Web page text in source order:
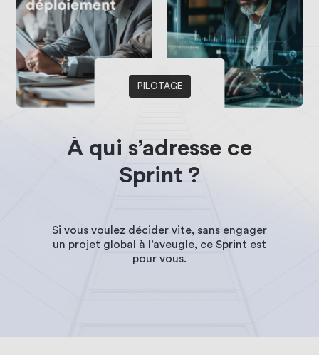
PILOTAGE
À qui s’adresse ce
Sprint ?
Si vous voulez décider vite, sans engager
un projet global à l’aveugle, ce Sprint est
pour vous.